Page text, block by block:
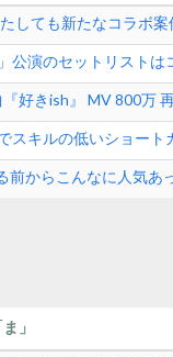
しても新たなコラボ案
公演のセットリストは
『好きish』 MV
スキルの低いショー
前からこんなに人気あ
」